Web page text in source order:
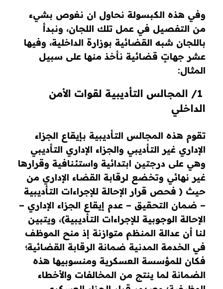
وفي هذه الكبسولة نحاول ان نغوص بشيء
من التفصيل في عمل تلك اللجان، ونبدأ
باللجان شبه القضائية بوزارة الداخلية، وفيها
عشر جهاتٍ قضائية نأخذ منها على سبيل
المثال:
1/ المجالس التأديبية لقوات الأمن
الداخلي
تقوم هذه المجالس التأديبية بإيقاع الجزاء
الإداري غير التأديبي والجزاء الإداري التأديبي
وهي على درجتين ابتدائية واستئنافية وقرارها
غير نهائي وتخضع لرقابة القضاء الإداري من
حيث ( فحص قرار الإحالة للإجراءات التأديبية
– ضمان التحقيق – عدم إيقاع الجزاء الإداري –
الإحالة الوجوبية للإجراءات التأديبية)، ويتبين
لنا أن عدالة المنظم متوازنة إذ منح الموظف
في الخدمة المدنية ضمانة الرقابة القضائية؛
فكان للمؤسسة العسكرية ومنسوبيها هذه
الضمانة لما ينتج من المخالفات والأخطاء